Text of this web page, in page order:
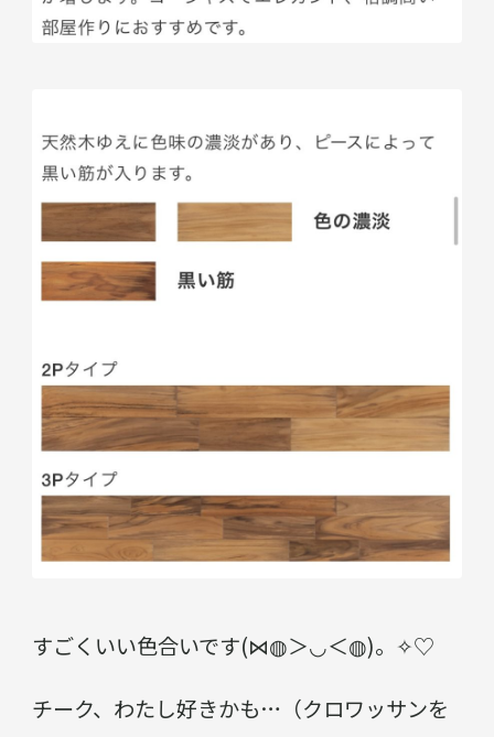
すごくいい色合いです(⋈◍＞◡＜◍)。✧♡
チーク、わたし好きかも…（クロワッサンを